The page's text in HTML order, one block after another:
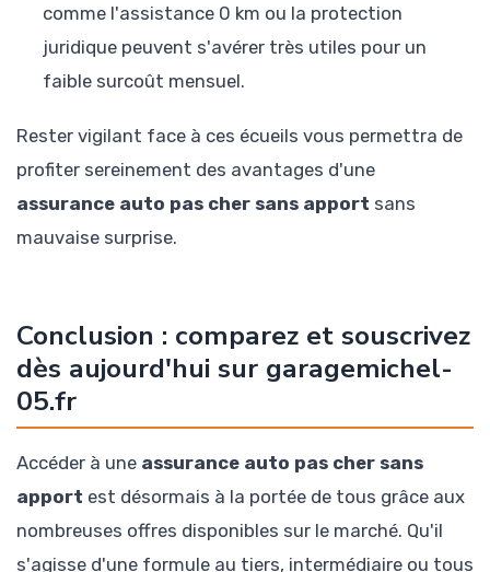
comme l'assistance 0 km ou la protection
juridique peuvent s'avérer très utiles pour un
faible surcoût mensuel.
Rester vigilant face à ces écueils vous permettra de
profiter sereinement des avantages d'une
assurance auto pas cher sans apport sans
mauvaise surprise.
Conclusion : comparez et souscrivez
dès aujourd'hui sur garagemichel-
05.fr
Accéder à une assurance auto pas cher sans
apport est désormais à la portée de tous grâce aux
nombreuses offres disponibles sur le marché. Qu'il
s'agisse d'une formule au tiers, intermédiaire ou tous